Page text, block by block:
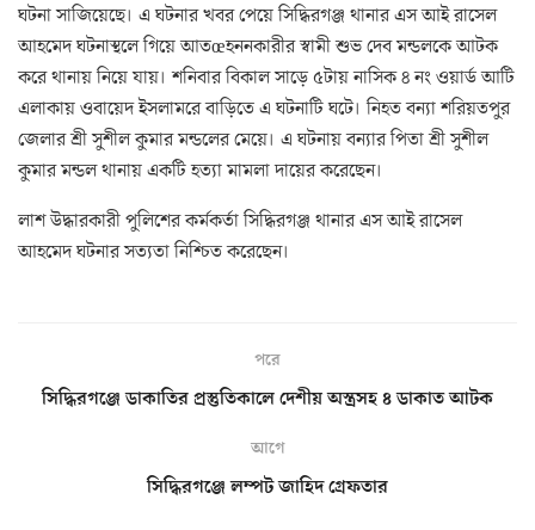
ঘটনা সাজিয়েছে। এ ঘটনার খবর পেয়ে সিদ্ধিরগঞ্জ থানার এস আই রাসেল
আহমেদ ঘটনাস্থলে গিয়ে আতœহননকারীর স্বামী শুভ দেব মন্ডলকে আটক
করে থানায় নিয়ে যায়। শনিবার বিকাল সাড়ে ৫টায় নাসিক ৪ নং ওয়ার্ড আটি
এলাকায় ওবায়েদ ইসলামরে বাড়িতে এ ঘটনাটি ঘটে। নিহত বন্যা শরিয়তপুর
জেলার শ্রী সুশীল কুমার মন্ডলের মেয়ে। এ ঘটনায় বন্যার পিতা শ্রী সুশীল
কুমার মন্ডল থানায় একটি হত্যা মামলা দায়ের করেছেন।
লাশ উদ্ধারকারী পুলিশের কর্মকর্তা সিদ্ধিরগঞ্জ থানার এস আই রাসেল
আহমেদ ঘটনার সত্যতা নিশ্চিত করেছেন।
পরে
সিদ্ধিরগঞ্জে ডাকাতির প্রস্তুতিকালে দেশীয় অস্ত্রসহ ৪ ডাকাত আটক
আগে
সিদ্ধিরগঞ্জে লম্পট জাহিদ গ্রেফতার